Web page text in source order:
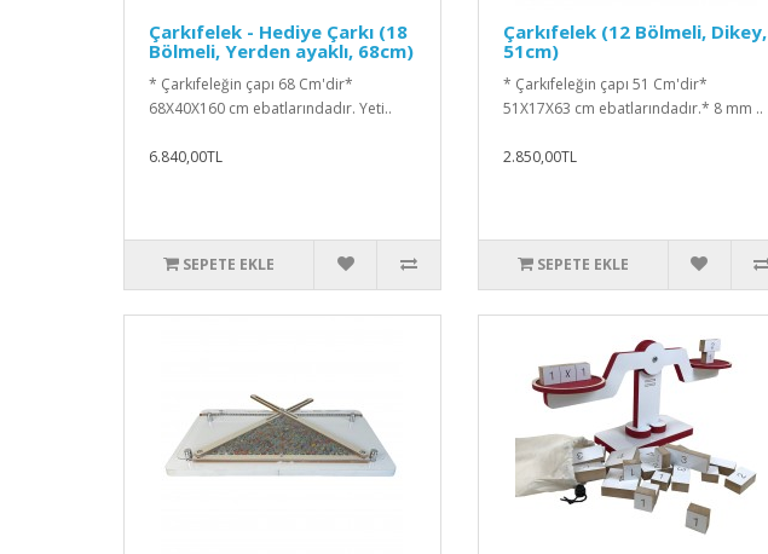
Çarkıfelek - Hediye Çarkı (18
Bölmeli, Yerden ayaklı, 68cm)
* Çarkıfeleğin çapı 68 Cm'dir*
68X40X160 cm ebatlarındadır. Yeti..
6.840,00TL
SEPETE EKLE
Çarkıfelek (12 Bölmeli, Dikey,
51cm)
* Çarkıfeleğin çapı 51 Cm'dir*
51X17X63 cm ebatlarındadır.* 8 mm ..
2.850,00TL
SEPETE EKLE